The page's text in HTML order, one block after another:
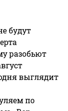
будут
разобьют
выглядит
по